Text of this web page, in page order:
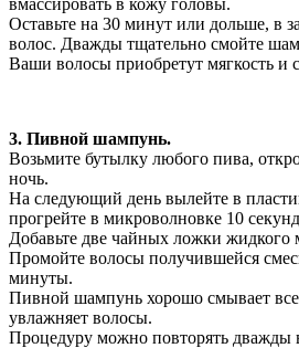
Оставьте на 30 минут или дольше, в
волос. Дважды тщательно смойте
Ваши волосы приобретут мягкость и
3. Пивной шампунь.
Возьмите бутылку любого пива,
ночь.
На следующий день вылейте в
прогрейте в микроволновке 10
Добавьте две чайных ложки жидкого
Промойте волосы получившейся
минуты.
Пивной шампунь хорошо смывает все
увлажняет волосы.
Процедуру можно повторять дважды